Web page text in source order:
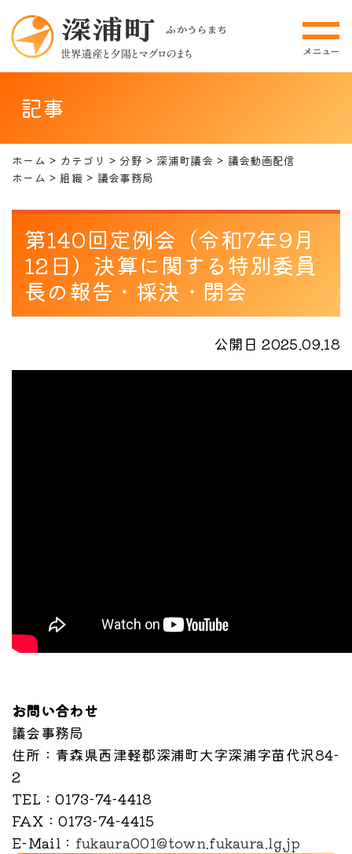
記事
ホーム カテゴリ 分野 深浦町議会
議会動画配信
ホーム
組織 議会事務局
第140回定例会（令和7年9月
12日）決算に関する特別委員
長の報告・採決・閉会
公開日 2025.09.18
お問い合わせ
議会事務局
住所 ：青森県西津軽郡深浦町大字深浦字苗代沢84-
2
TEL ：0173-74-4418
FAX ：0173-74-4415
E-Mail ： fukaura001@town.fukaura.lg.jp